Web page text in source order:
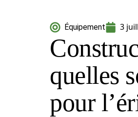
Équipement 3
quelles
pour